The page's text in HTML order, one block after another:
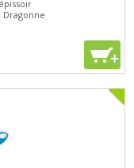
Dragonne
+